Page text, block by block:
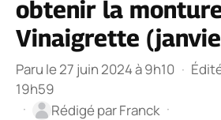
obtenir la
Vinaigrette
Paru le 27 juin 2024 à 9h10 ·
19h59
·
Rédigé parFranck ·